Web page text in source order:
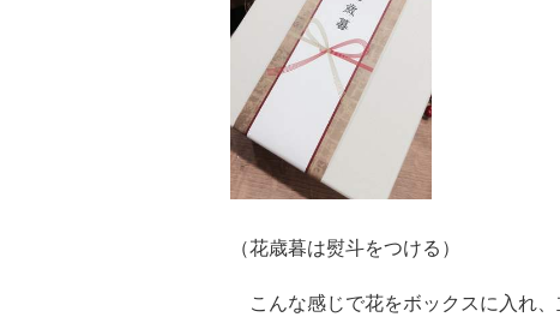
（花歳暮は熨斗をつける）
こんな感じで花をボックスに入れ